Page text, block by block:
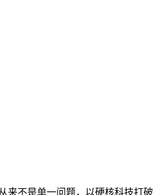
来不是单一问题，以硬核科技打破